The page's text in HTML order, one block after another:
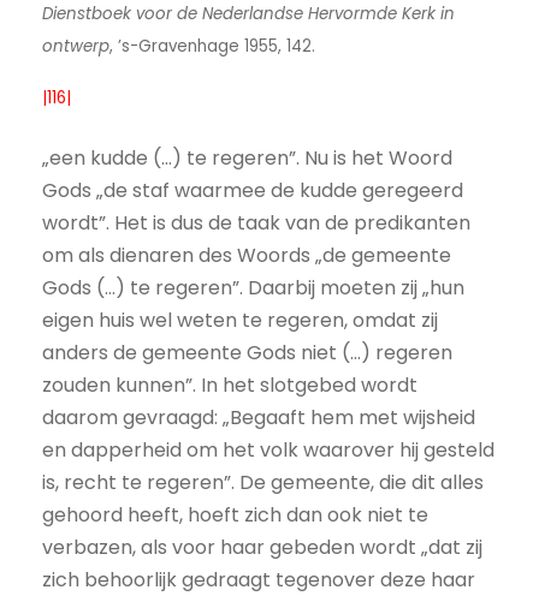
Dienstboek voor de Nederlandse Hervormde Kerk in
ontwerp, ’s-Gravenhage 1955, 142.
|116|
„een kudde (…) te regeren”. Nu is het Woord
Gods „de staf waarmee de kudde geregeerd
wordt”. Het is dus de taak van de predikanten
om als dienaren des Woords „de gemeente
Gods (…) te regeren”. Daarbij moeten zij „hun
eigen huis wel weten te regeren, omdat zij
anders de gemeente Gods niet (…) regeren
zouden kunnen”. In het slotgebed wordt
daarom gevraagd: „Begaaft hem met wijsheid
en dapperheid om het volk waarover hij gesteld
is, recht te regeren”. De gemeente, die dit alles
gehoord heeft, hoeft zich dan ook niet te
verbazen, als voor haar gebeden wordt „dat zij
zich behoorlijk gedraagt tegenover deze haar